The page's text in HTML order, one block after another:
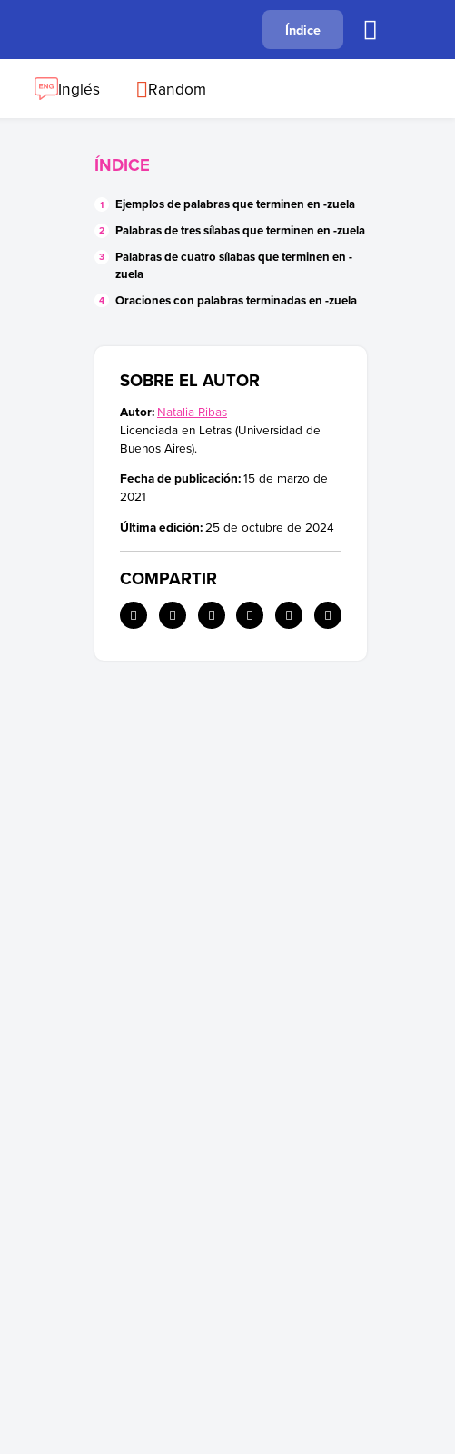
B C F
Índice
Inglés Random
ÍNDICE
Ejemplos de palabras que terminen en -zuela
Palabras de tres sílabas que terminen en -zuela
Palabras de cuatro sílabas que terminen en -
zuela
Oraciones con palabras terminadas en -zuela
SOBRE EL AUTOR
Autor: Natalia Ribas
Licenciada en Letras (Universidad de
Buenos Aires).
Fecha de publicación:15 de marzo de
2021
Última edición:25 de octubre de 2024
COMPARTIR